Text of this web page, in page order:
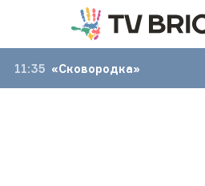
11:35 «Сковородка»